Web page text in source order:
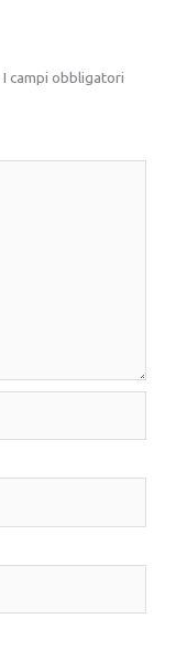
I campi obbligatori